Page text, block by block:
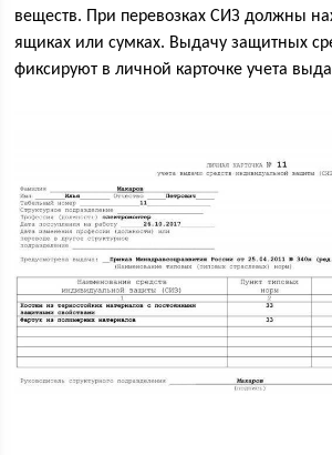
веществ. При перевозках СИЗ должны
ящиках или сумках. Выдачу защитных
фиксируют в личной карточке учета